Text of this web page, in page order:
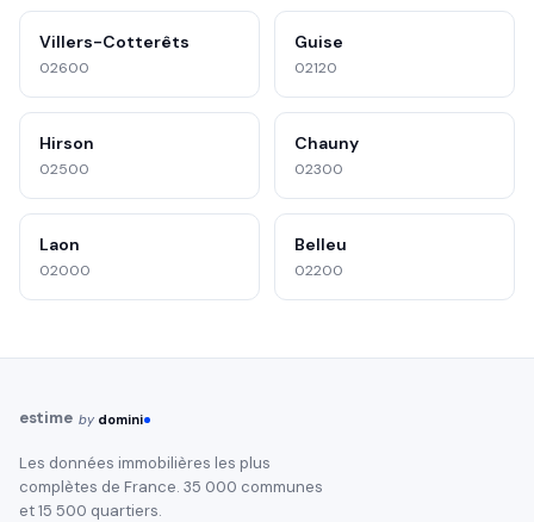
Villers-Cotterêts
02600
Guise
02120
Hirson
02500
Chauny
02300
Laon
02000
Belleu
02200
estime by domini
Les données immobilières les plus
complètes de France. 35 000 communes
et 15 500 quartiers.